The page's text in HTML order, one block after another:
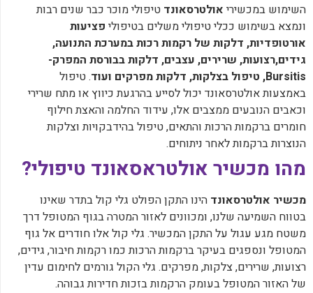
השימוש במכשירי אולטרסאונד טיפולי מוכר כבר שנים רבות
ונמצא בשימוש ככלי טיפולי משלים בטיפולי פציעות
אורטופדיות, דלקות של רקמות רכות במערכת התנועה,
גידים,רצועות, שרירים, עצבים, דלקות בבורסת המפרק-
Bursitis, טיפול בצלקות, דלקות מפרקים ועוד
. טיפול
באמצעות אולטרסאונד יכול לסייע בהרגעת כיווץ או מתח שרירי
וכאבים הנובעים ממצבים אלו, עידוד החלמה והאצת חילוף
חומרים ברקמות הרכות והתאים, טיפול בהידבקויות וצלקות
הנוצרות ברקמות לאחר ניתוחים.
מהו מכשיר אולטראסאונד טיפולי?
מכשיר אולטרסאונד הינו התקן הפולט גלי קול בתדר שאינו
בטווח השמיעה שלנו, ומכוונים לאזור המטרה בגוף המטופל דרך
משטח מגע עגול על התקן המכשיר. גלי קול אלו חודרים אל גוף
המטופל ונספגים בעיקר ברקמות הרכות כמו רקמות חיבור, גידים,
רצועות, שרירים, צלקות, מפרקים. גלי הקול גורמים לחימום עדין
של האזור המטופל בעומק הרקמות בזכות חדירות גבוהה.